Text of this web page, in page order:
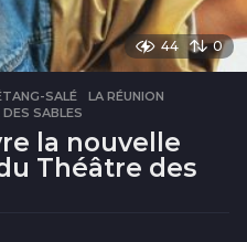
44 0
SALÉ ,LA RÉUNION
SABLES
la nouvelle
Théâtre des